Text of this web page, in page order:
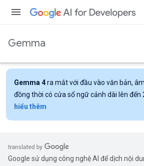
Gemma
Gemma 4ra mắt với đầu vào văn bản,
đồng thời có cửa sổ ngữ cảnh dài lên đến
hiểu thêm
Google sử dụng công nghệ AI để dịch nội